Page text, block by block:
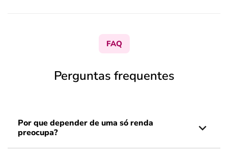
FAQ
Perguntas frequentes
Por que depender de uma só renda
preocupa?